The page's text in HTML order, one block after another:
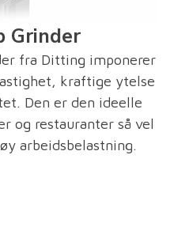
Grinder
fra Ditting imponerer
kraftige ytelse
Den er den ideelle
og restauranter så vel
arbeidsbelastning.